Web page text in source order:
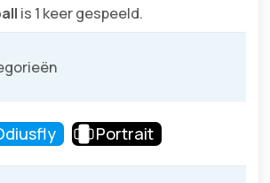
is 1 keer gespeeld.
Portrait